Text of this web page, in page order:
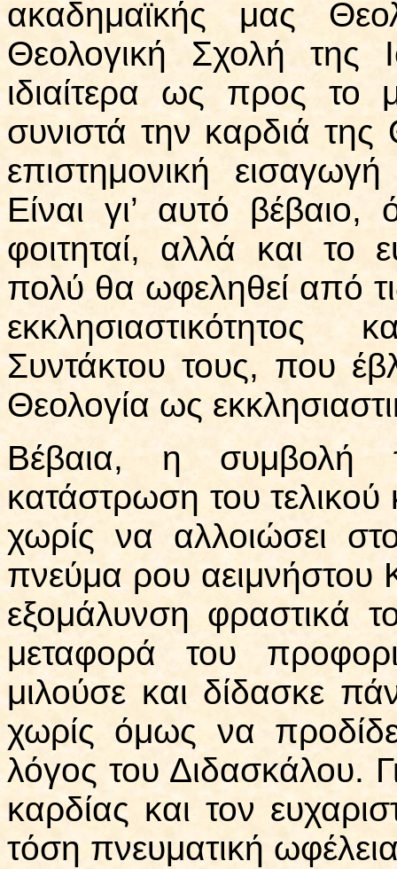
ακαδημαϊκής μας
Θεολογική Σχολή της
ιδιαίτερα ως προς το
συνιστά την καρδιά
επιστημονική
Είναι γι’ αυτό βέβαιο,
φοιτηταί, αλλά και το
πολύ θα ωφεληθεί από
εκκλησιαστικότητος
Συντάκτου τους, που
Θεολογία ως
Βέβαια, η συμβολή
κατάστρωση του τελικού
χωρίς να αλλοιώσει
πνεύμα ρου αειμνήστου
εξομάλυνση φραστικά
μεταφορά του
μιλούσε και δίδασκε
χωρίς όμως να
λόγος του Διδασκάλου.
καρδίας και τον
τόση πνευματική